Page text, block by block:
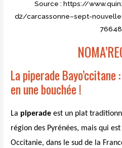
Source : https://
d2/carcassonne–sept-
La piperade Bayo’ccitane
en une bouchée !
La piperade est un plat
région des Pyrénées, mais qui
Occitanie, dans le sud de la